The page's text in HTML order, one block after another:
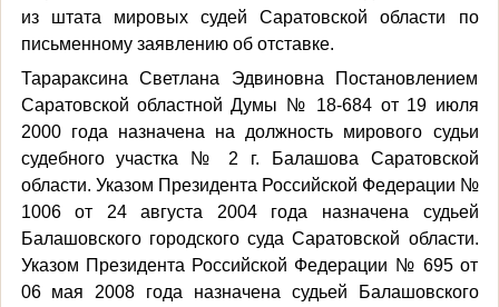
из штата мировых судей Саратовской области по
письменному заявлению об отставке.
Тарараксина Светлана Эдвиновна Постановлением
Саратовской областной Думы № 18-684 от 19 июля
2000 года назначена на должность мирового судьи
судебного участка № 2 г. Балашова Саратовской
области. Указом Президента Российской Федерации №
1006 от 24 августа 2004 года назначена судьей
Балашовского городского суда Саратовской области.
Указом Президента Российской Федерации № 695 от
06 мая 2008 года назначена судьей Балашовского